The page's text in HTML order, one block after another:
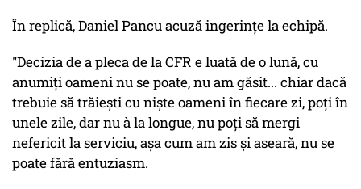
În replică, Daniel Pancu acuză ingerinţe la echipă.
"Decizia de a pleca de la CFR e luată de o lună, cu
anumiți oameni nu se poate, nu am găsit... chiar dacă
trebuie să trăiești cu niște oameni în fiecare zi, poți în
unele zile, dar nu à la longue, nu poți să mergi
nefericit la serviciu, așa cum am zis și aseară, nu se
poate fără entuziasm.